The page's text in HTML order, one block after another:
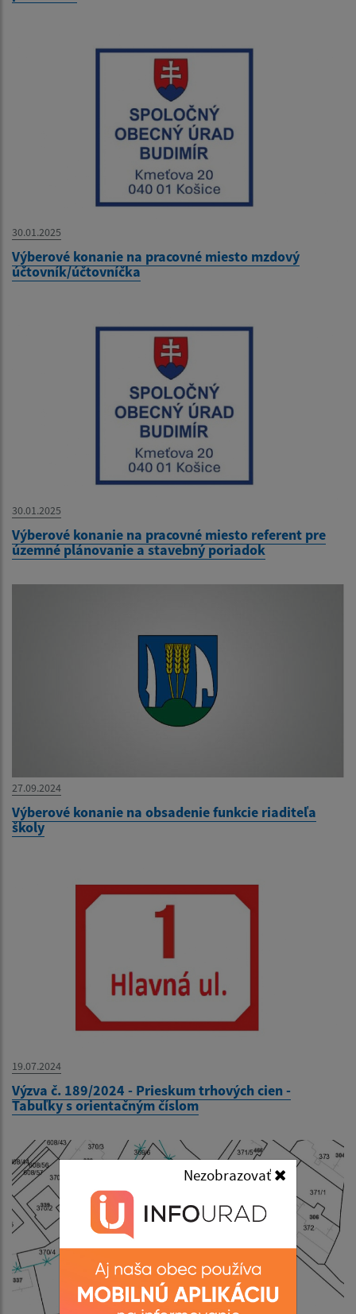
Nezobrazovať
30.01.2025
Výberové konanie na pracovné miesto mzdový
účtovník/účtovníčka
30.01.2025
Výberové konanie na pracovné miesto referent pre
územné plánovanie a stavebný poriadok
27.09.2024
Výberové konanie na obsadenie funkcie riaditeľa
školy
19.07.2024
Výzva č. 189/2024 - Prieskum trhových cien -
Tabuľky s orientačným číslom